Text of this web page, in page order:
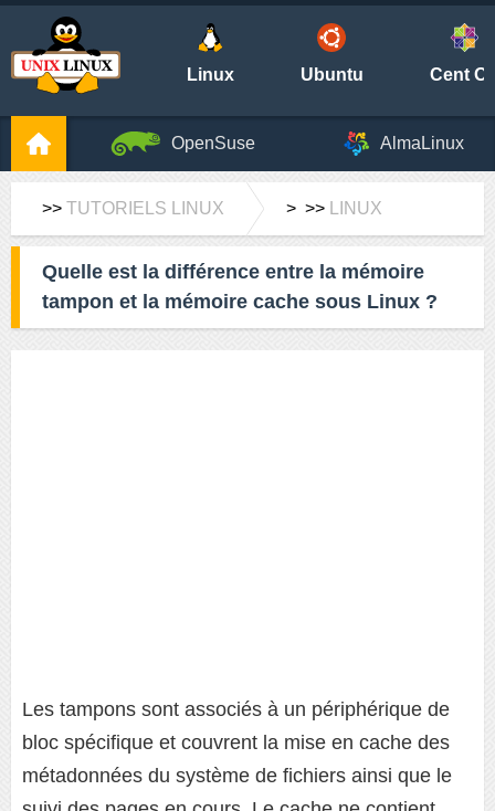
Linux Ubuntu Cent
OpenSuse AlmaLinux
>> TUTORIELS LINUX > >> LINUX
Quelle est la différence entre la mémoire
tampon et la mémoire cache sous Linux ?
Les tampons sont associés à un périphérique de
bloc spécifique et couvrent la mise en cache des
métadonnées du système de fichiers ainsi que le